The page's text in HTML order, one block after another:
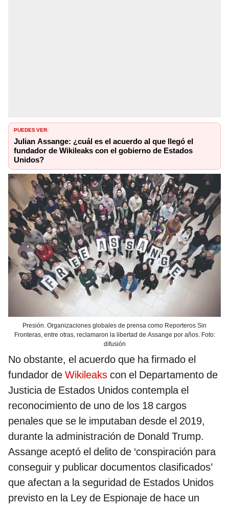
PUEDES VER:
Julian Assange: ¿cuál es el acuerdo al que llegó el
fundador de Wikileaks con el gobierno de Estados
Unidos?
Presión. Organizaciones globales de prensa como Reporteros Sin
Fronteras, entre otras, reclamaron la libertad de Assange por años. Foto:
difusión
No obstante, el acuerdo que ha firmado el
fundador de Wikileaks con el Departamento de
Justicia de Estados Unidos contempla el
reconocimiento de uno de los 18 cargos
penales que se le imputaban desde el 2019,
durante la administración de Donald Trump.
Assange aceptó el delito de ‘conspiración para
conseguir y publicar documentos clasificados’
que afectan a la seguridad de Estados Unidos
previsto en la Ley de Espionaje de hace un